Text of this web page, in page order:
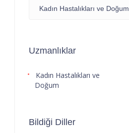
Kadın Hastalıkları ve Doğum
Uzmanlıklar
Kadın Hastalıkları ve
Doğum
Bildiği Diller